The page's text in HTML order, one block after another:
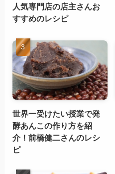
人気専門店の店主さんお
すすめのレシピ
世界一受けたい授業で発
酵あんこの作り方を紹
介！前橋健二さんのレシ
ピ